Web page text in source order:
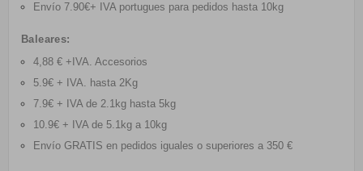
Envío 7.90€+ IVA portugues para pedidos hasta 10kg
Baleares:
4,88 € +IVA. Accesorios
5.9€ + IVA. hasta 2Kg
7.9€ + IVA de 2.1kg hasta 5kg
10.9€ + IVA de 5.1kg a 10kg
Envío GRATIS en pedidos iguales o superiores a 350 €